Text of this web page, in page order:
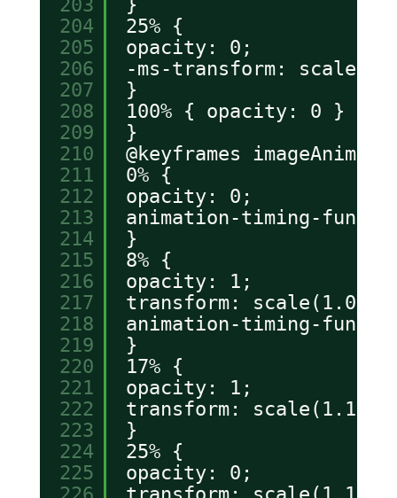
203
204
205
206
207
208
209
210
211
212
213
214
215
216
217
218
219
220
221
222
223
224
225
}
25% {
opacity: 0;
-ms-transform:
}
100% { opacity: 0 }
}
@keyframes
0% {
opacity: 0;
animation-timing-
}
8% {
opacity: 1;
transform: scale(1.05);
animation-timing-
}
17% {
opacity: 1;
transform: scale(1.1)
}
25% {
opacity: 0;